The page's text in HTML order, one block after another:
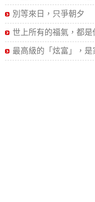
別等來日，只爭朝夕
世上所有的福氣，都是
最高級的「炫富」，是